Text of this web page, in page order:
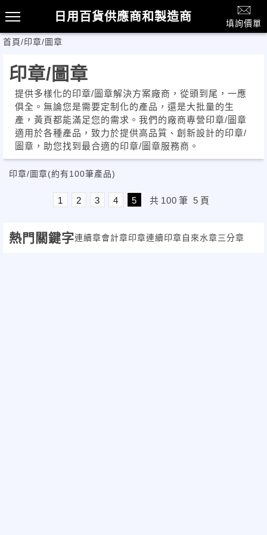
日用百貨供應商和製造商
填詢價單
首頁/印章/圖章
印章/圖章
提供多樣化的印章/圖章解決方案廠商，從頭到尾，一應
俱全。無論您是需要定制化的產品，還是大批量的生
產，黃頁都能滿足您的需求。我們的廠商專營印章/圖章
適用於各種產品，致力於提供高品質、創新設計的印章/
圖章，助您找到最合適的印章/圖章服務商。
印章/圖章(約有100筆產品)
1 2 3 4 5 共 100 筆 5 頁
熱門關鍵字連續章會計章印章連續印章自來水章三分章